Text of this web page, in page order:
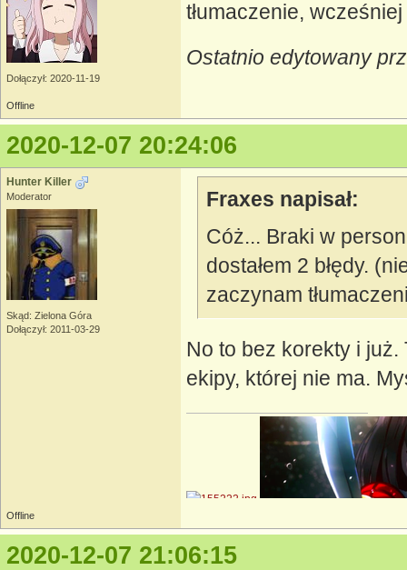
Dołączył: 2020-11-19
tłumaczenie,
Ostatnio edytowany
Offline
2020-12-07 20:24:06
Hunter Killer
Moderator
Skąd: Zielona Góra
Dołączył: 2011-03-29
Fraxes napisał:
Cóż... Braki w
dostałem 2 błędy.
zaczynam
No to bez korekty i
ekipy, której nie ma.
Offline
2020-12-07 21:06:15